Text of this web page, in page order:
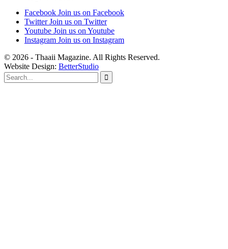
Facebook Join us on Facebook
Twitter Join us on Twitter
Youtube Join us on Youtube
Instagram Join us on Instagram
© 2026 - Thaaii Magazine. All Rights Reserved.
Website Design: BetterStudio